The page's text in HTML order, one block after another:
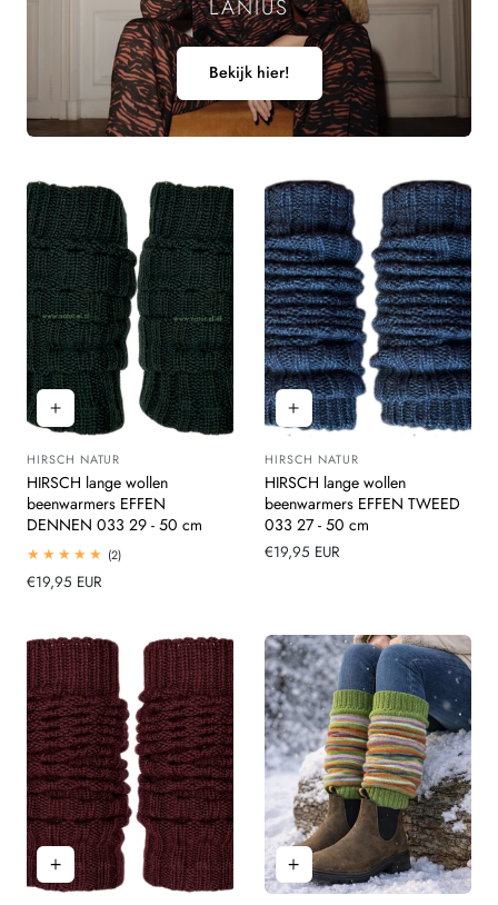
LANIUS
Bekijk hier!
Leverancier:
HIRSCH NATUR
HIRSCH lange wollen
beenwarmers EFFEN
DENNEN 033 29 - 50 cm
(2)2
Normale
€19,95 EUR
Leverancier:
HIRSCH NATUR
HIRSCH lange wollen
beenwarmers EFFEN TWEED
033 27 - 50 cm
Normale
€19,95 EUR